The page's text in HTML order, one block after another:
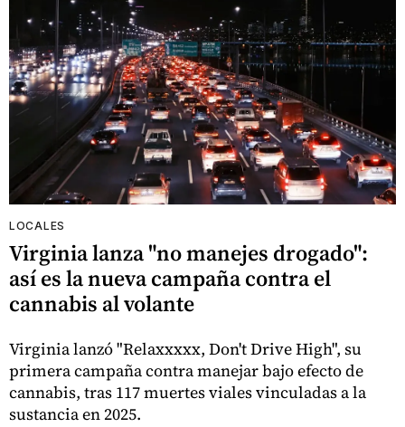
LOCALES
Virginia lanza "no manejes drogado":
así es la nueva campaña contra el
cannabis al volante
Virginia lanzó "Relaxxxxx, Don't Drive High", su
primera campaña contra manejar bajo efecto de
cannabis, tras 117 muertes viales vinculadas a la
sustancia en 2025.